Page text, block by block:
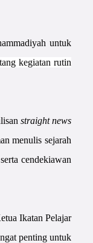
untuk
kegiatan rutin
straight news
menulis sejarah
cendekiawan
Ikatan Pelajar
penting untuk